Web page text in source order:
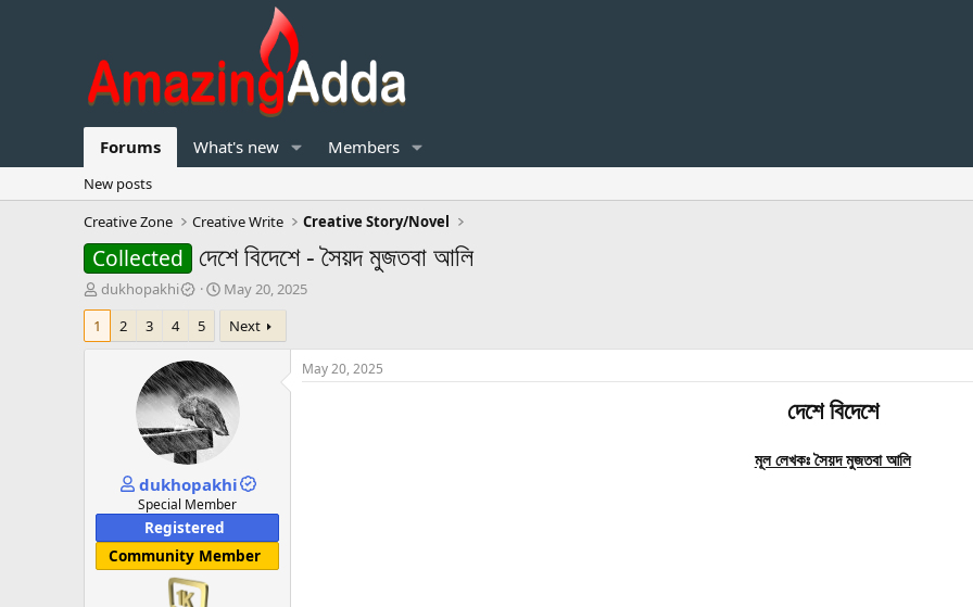
Forums What's new Members
New posts
Creative Zone
Creative Write Creative Story/Novel
Collected দেশে বিদেশে - সৈয়দ মুজতবা আলি
T
h
e
dukhopakhi
S
a
r
d
a
t
May 20, 2025
1
2 3 4 5 Next
dukhopakhi
Special Member
Registered
Community Member
May 20, 2025
দেশে বিদেশে
মূল লেখকঃ সৈয়দ মুজতবা আলি